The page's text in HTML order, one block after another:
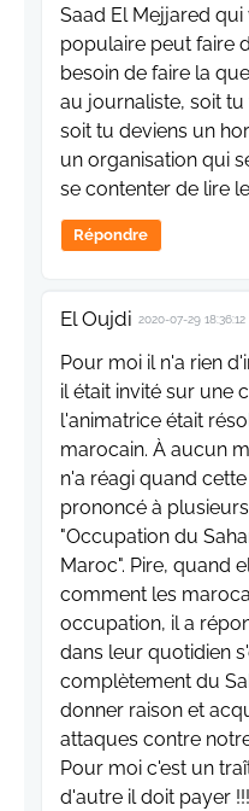
Saad El Mejjared
populaire peut faire
besoin de faire la
au journaliste, soit
soit tu deviens un
un organisation qui
se contenter de lire
Répondre
El Oujdi 2020-07-29 18:36:12
Pour moi il n'a rien
il était invité sur une
l'animatrice était
marocain. À aucun
n'a réagi quand
prononcé à
"Occupation du
Maroc". Pire, quand
comment les
occupation, il a
dans leur quotidien
complètement du
donner raison et
attaques contre
Pour moi c'est un
d'autre il doit payer !!!